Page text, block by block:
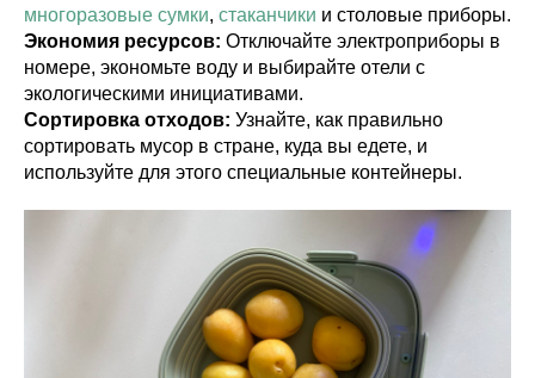
многоразовые сумки, стаканчики и столовые приборы.
Экономия ресурсов: Отключайте электроприборы в
номере, экономьте воду и выбирайте отели с
экологическими инициативами.
Сортировка отходов: Узнайте, как правильно
сортировать мусор в стране, куда вы едете, и
используйте для этого специальные контейнеры.